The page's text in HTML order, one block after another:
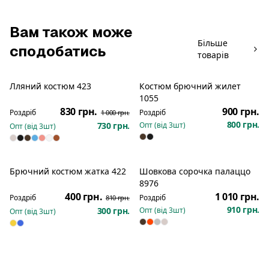
Вам також може
сподобатись
Більше
товарів
Лляний костюм 423
Роздріб 830 грн. 1 000 грн.
Опт (від3шт) 730 грн.
Новинка
Костюм брючний жилет
1055
Роздріб 900 грн.
Опт (від3шт) 800 грн.
Брючний костюм жатка 422
Роздріб 400 грн. 810 грн.
Опт (від3шт) 300 грн.
Новинка
Шовкова сорочка палаццо
8976
Роздріб 1 010 грн.
Опт (від3шт) 910 грн.